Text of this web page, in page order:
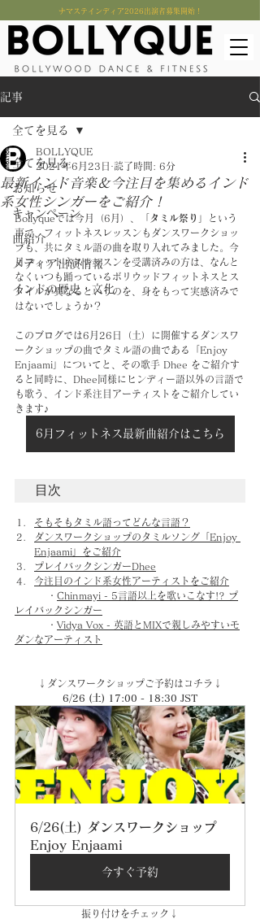
​ナマステインディア2026出演者募集開始！
記事
全てを見る
お知らせ
キャンペーン
曲紹介
メディア出演情報
インドの歴史・文化
全てを見る
最新インド音楽＆今注目を集めるインド
系女性シンガーをご紹介！
BOLLYQUE
2021年6月23日
読了時間: 6分
Bollyqueでは今月（6月）、「 タミル祭り 」という
事で、フィットネスレッスンもダンスワークショッ
プも、共にタミル語の曲を取り入れてみました。今
月フィットネスレッスンを受講済みの方は、なんと
なくいつも踊っているボリウッドフィットネスとス
タイルが異なるというのを、身をもって実感済みで
はないでしょうか？
このブログでは6月26日（土）に開催するダンスワ
ークショップの曲でタミル語の曲である「Enjoy
Enjaami」についてと、その歌手 Dhee をご紹介す
ると同時に、Dhee同様にヒンディー語以外の言語で
も歌う、インド系注目アーティストをご紹介してい
きます♪
6月フィットネス最新曲紹介はこちら
目次
そもそもタミル語ってどんな言語？
ダンスワークショップのタミルソング「Enjoy
Enjaami」をご紹介
プレイバックシンガーDhee
今注目のインド系女性アーティストをご紹介
	・
Chinmayi - 5言語以上を歌いこなす!? プ
レイバックシンガー
	・
Vidya Vox - 英語とMIXで親しみやすいモ
ダンなアーティスト
↓ダンスワークショップご予約はコチラ↓
6/26 (土) 17:00 - 18:30 JST
6/26(土) ダンスワークショップ
Enjoy Enjaami
今すぐ予約
振り付けをチェック↓